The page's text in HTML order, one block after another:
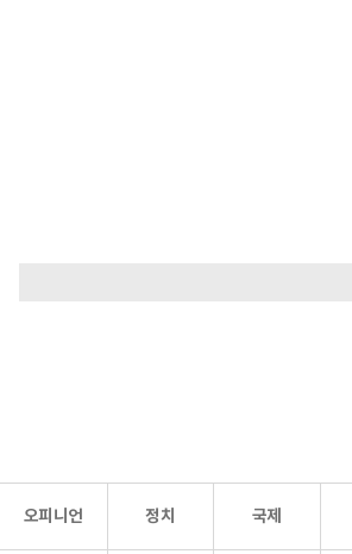
오피니언 정치 국제